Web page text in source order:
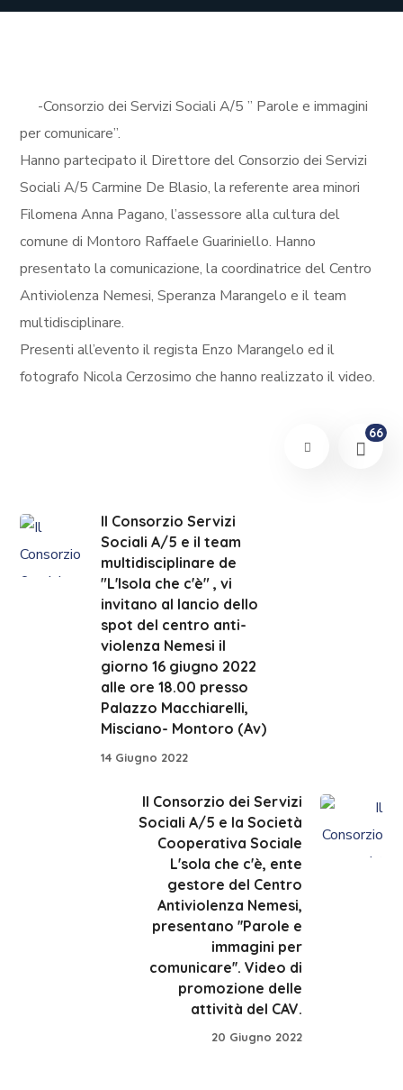
-Consorzio dei Servizi Sociali A/5 ” Parole e immagini
per comunicare”.
Hanno partecipato il Direttore del Consorzio dei Servizi
Sociali A/5 Carmine De Blasio, la referente area minori
Filomena Anna Pagano, l’assessore alla cultura del
comune di Montoro Raffaele Guariniello. Hanno
presentato la comunicazione, la coordinatrice del Centro
Antiviolenza Nemesi, Speranza Marangelo e il team
multidisciplinare.
Presenti all’evento il regista Enzo Marangelo ed il
fotografo Nicola Cerzosimo che hanno realizzato il video.
66
Il Consorzio Servizi
Sociali A/5 e il team
multidisciplinare de
"L'Isola che c'è" , vi
invitano al lancio dello
spot del centro anti-
violenza Nemesi il
giorno 16 giugno 2022
alle ore 18.00 presso
Palazzo Macchiarelli,
Misciano- Montoro (Av)
14 Giugno 2022
Il Consorzio dei Servizi
Sociali A/5 e la Società
Cooperativa Sociale
L'sola che c'è, ente
gestore del Centro
Antiviolenza Nemesi,
presentano ''Parole e
immagini per
comunicare''. Video di
promozione delle
attività del CAV.
20 Giugno 2022